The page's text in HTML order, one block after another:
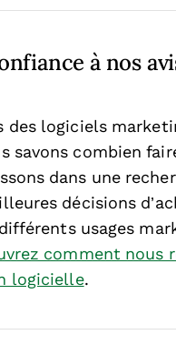
à nos
des logiciels
savons combien
dans une
décisions
usages
comment nous
logicielle.